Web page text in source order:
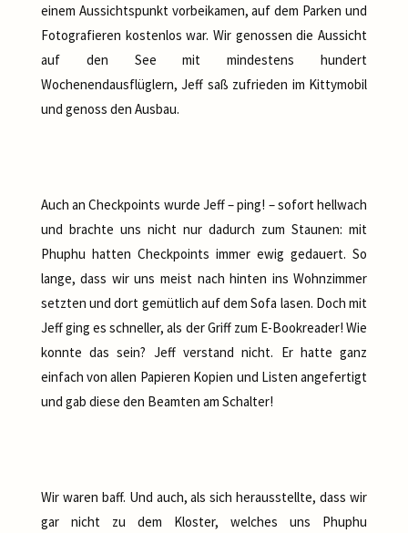
einem Aussichtspunkt vorbeikamen, auf dem Parken und
Fotografieren kostenlos war. Wir genossen die Aussicht
auf den See mit mindestens hundert
Wochenendausflüglern, Jeff saß zufrieden im Kittymobil
und genoss den Ausbau.
Auch an Checkpoints wurde Jeff – ping! – sofort hellwach
und brachte uns nicht nur dadurch zum Staunen: mit
Phuphu hatten Checkpoints immer ewig gedauert. So
lange, dass wir uns meist nach hinten ins Wohnzimmer
setzten und dort gemütlich auf dem Sofa lasen. Doch mit
Jeff ging es schneller, als der Griff zum E-Bookreader! Wie
konnte das sein? Jeff verstand nicht. Er hatte ganz
einfach von allen Papieren Kopien und Listen angefertigt
und gab diese den Beamten am Schalter!
Wir waren baff. Und auch, als sich herausstellte, dass wir
gar nicht zu dem Kloster, welches uns Phuphu